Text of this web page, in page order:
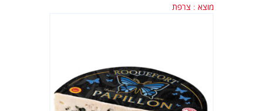
מוצא : צרפת